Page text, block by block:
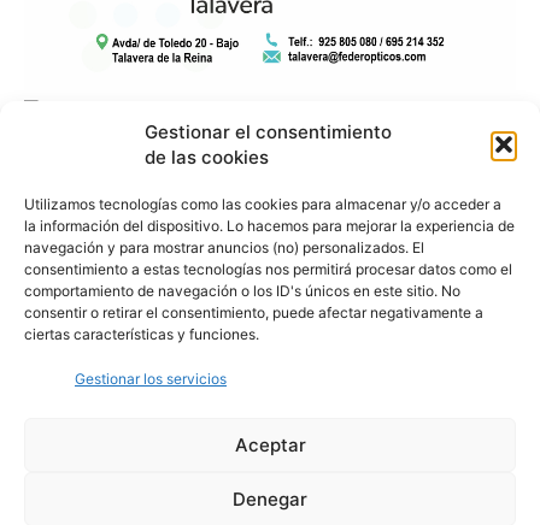
Gestionar el consentimiento
de las cookies
Utilizamos tecnologías como las cookies para almacenar y/o acceder a
la información del dispositivo. Lo hacemos para mejorar la experiencia de
navegación y para mostrar anuncios (no) personalizados. El
consentimiento a estas tecnologías nos permitirá procesar datos como el
comportamiento de navegación o los ID's únicos en este sitio. No
consentir o retirar el consentimiento, puede afectar negativamente a
ciertas características y funciones.
Gestionar los servicios
Aceptar
Denegar